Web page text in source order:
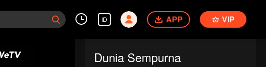
ID APP VIP
Dunia Sempurna